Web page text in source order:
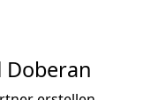
Doberan